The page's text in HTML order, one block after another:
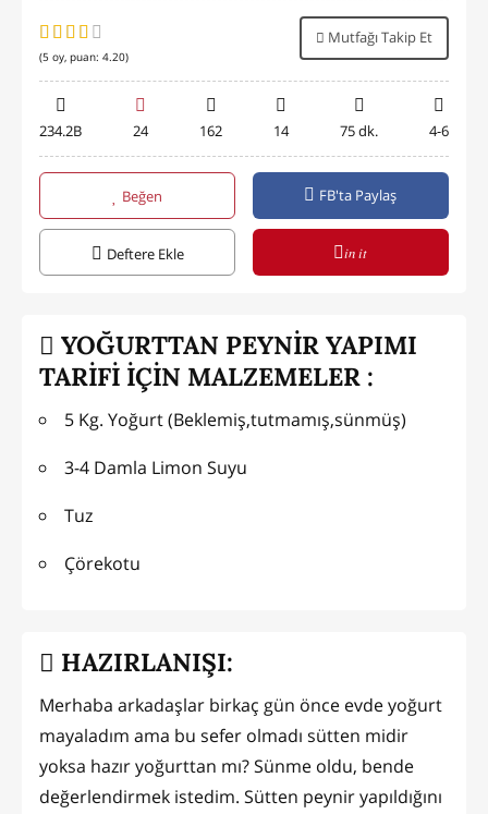
(5 oy, puan: 4.20)
Mutfağı Takip Et
234.2B 24 162 14 75 dk. 4-6
Beğen FB'ta Paylaş
Deftere Ekle in it
YOĞURTTAN PEYNİR YAPIMI
TARİFİ İÇİN MALZEMELER :
5 Kg. Yoğurt (Beklemiş,tutmamış,sünmüş)
3-4 Damla Limon Suyu
Tuz
Çörekotu
HAZIRLANIŞI:
Merhaba arkadaşlar birkaç gün önce evde yoğurt
mayaladım ama bu sefer olmadı sütten midir
yoksa hazır yoğurttan mı? Sünme oldu, bende
değerlendirmek istedim. Sütten peynir yapıldığını